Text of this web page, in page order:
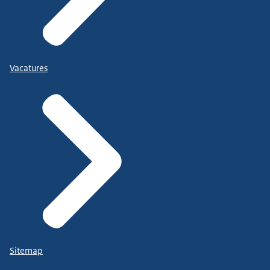
Vacatures
Sitemap